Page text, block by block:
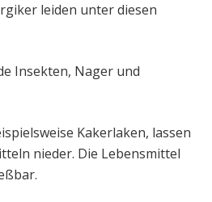
leiden unter diesen
Insekten, Nager und
Kakerlaken, lassen
nieder. Die Lebensmittel